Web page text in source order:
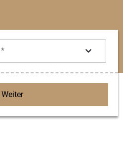
Weiter